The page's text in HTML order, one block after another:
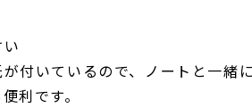
付いているので、ノートと一緒
利です。